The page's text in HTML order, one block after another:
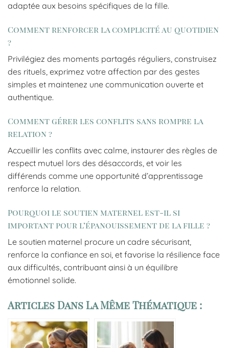
adaptée aux besoins spécifiques de la fille.
Comment renforcer la complicité au quotidien
?
Privilégiez des moments partagés réguliers, construisez
des rituels, exprimez votre affection par des gestes
simples et maintenez une communication ouverte et
authentique.
Comment gérer les conflits sans rompre la
relation ?
Accueillir les conflits avec calme, instaurer des règles de
respect mutuel lors des désaccords, et voir les
différends comme une opportunité d’apprentissage
renforce la relation.
Pourquoi le soutien maternel est-il si
important pour l’épanouissement de la fille ?
Le soutien maternel procure un cadre sécurisant,
renforce la confiance en soi, et favorise la résilience face
aux difficultés, contribuant ainsi à un équilibre
émotionnel solide.
Articles Dans La Même Thématique :